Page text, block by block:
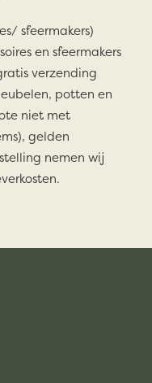
sfeermakers)
en sfeermakers
verzending
potten en
niet met
gelden
nemen wij